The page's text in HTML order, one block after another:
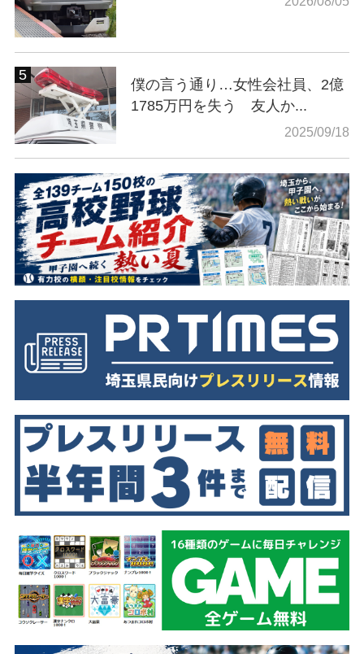
僕の言う通り…女性会社員、2億
1785万円を失う 友人か...
2025/09/18